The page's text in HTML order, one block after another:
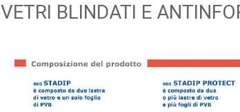
VETRI BLINDATI E